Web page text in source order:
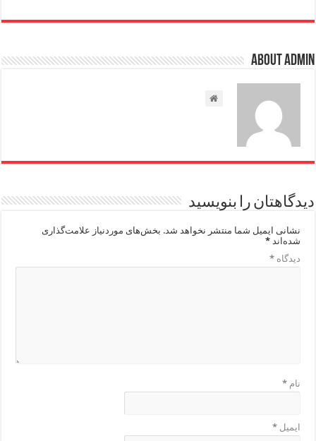
About admin
دیدگاهتان را بنویسید
نشانی ایمیل شما منتشر نخواهد شد. بخش‌های موردنیاز علامت‌گذاری
شده‌اند*
دیدگاه*
نام*
ایمیل*